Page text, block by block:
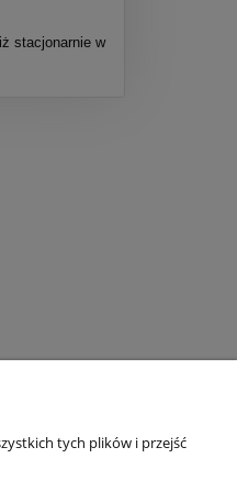
stacjonarnie w
tych plików i przejść